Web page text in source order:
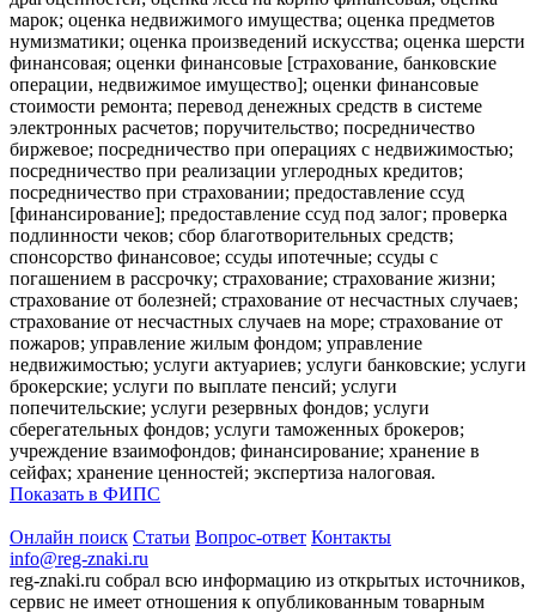
марок; оценка недвижимого имущества; оценка предметов
нумизматики; оценка произведений искусства; оценка шерсти
финансовая; оценки финансовые [страхование, банковские
операции, недвижимое имущество]; оценки финансовые
стоимости ремонта; перевод денежных средств в системе
электронных расчетов; поручительство; посредничество
биржевое; посредничество при операциях с недвижимостью;
посредничество при реализации углеродных кредитов;
посредничество при страховании; предоставление ссуд
[финансирование]; предоставление ссуд под залог; проверка
подлинности чеков; сбор благотворительных средств;
спонсорство финансовое; ссуды ипотечные; ссуды с
погашением в рассрочку; страхование; страхование жизни;
страхование от болезней; страхование от несчастных случаев;
страхование от несчастных случаев на море; страхование от
пожаров; управление жилым фондом; управление
недвижимостью; услуги актуариев; услуги банковские; услуги
брокерские; услуги по выплате пенсий; услуги
попечительские; услуги резервных фондов; услуги
сберегательных фондов; услуги таможенных брокеров;
учреждение взаимофондов; финансирование; хранение в
сейфах; хранение ценностей; экспертиза налоговая.
Показать в ФИПС
Онлайн поиск Статьи Вопрос-ответ Контакты
info@reg-znaki.ru
reg-znaki.ru собрал всю информацию из открытых источников,
сервис не имеет отношения к опубликованным товарным